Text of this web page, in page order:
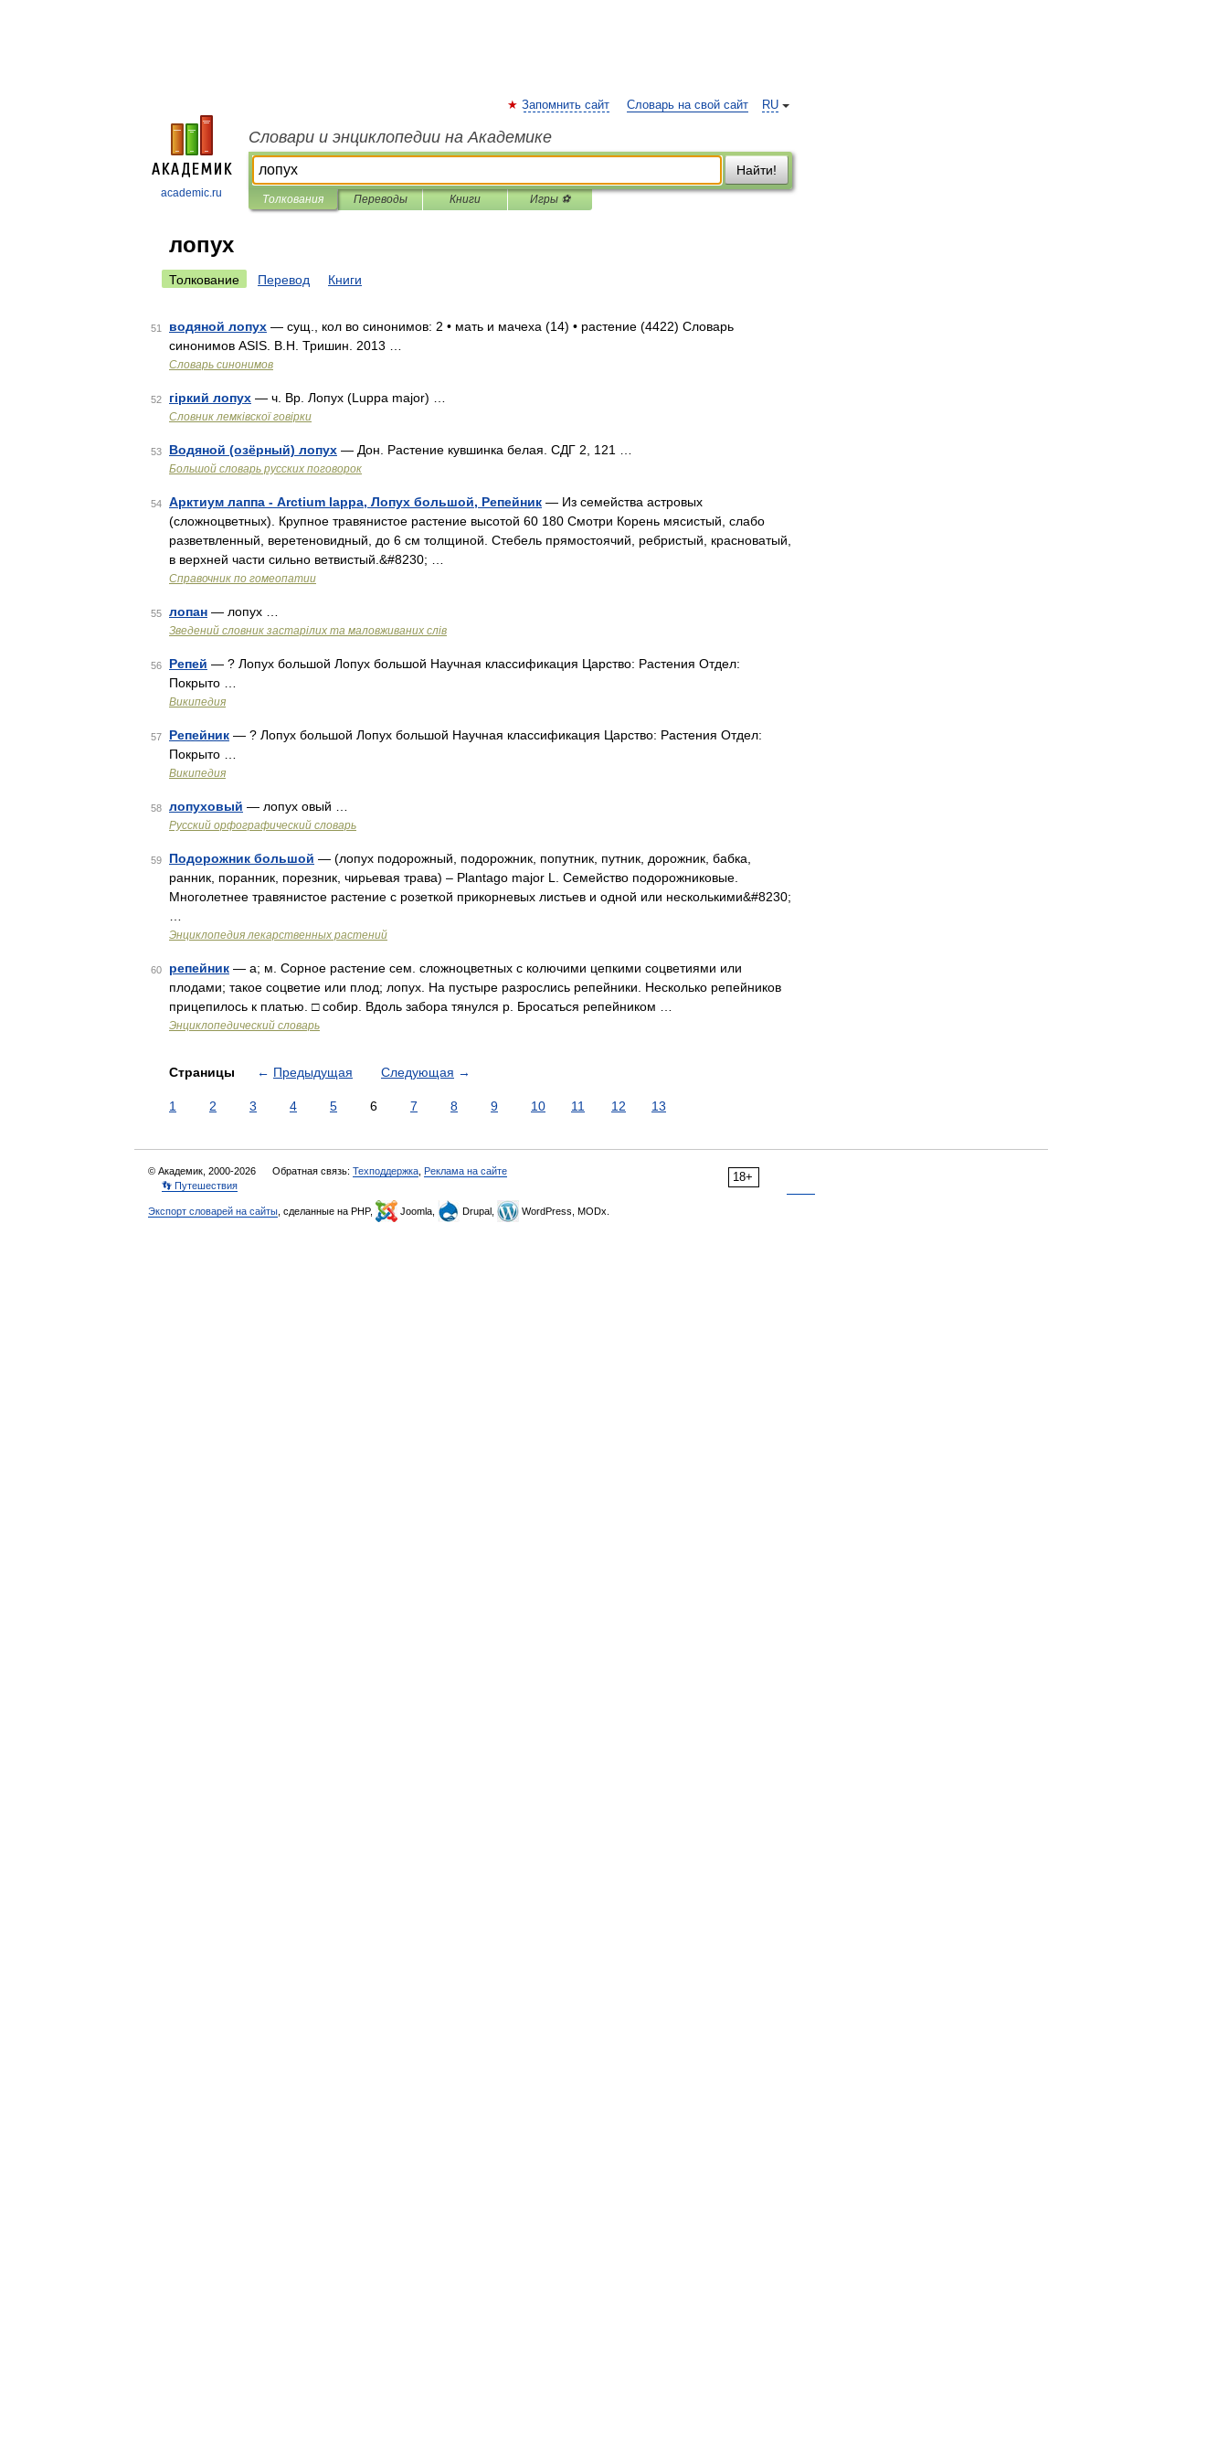
academic.ru
RU
Запомнить сайт Словарь на свой сайт
Словари и энциклопедии на Академике
Найти!
Толкования Переводы Книги Игры ⚽
лопух
Толкование Перевод Книги
51 водяной лопух — сущ., кол во синонимов: 2 • мать и мачеха (14) • растение (4422) Словарь
синонимов ASIS. В.Н. Тришин. 2013 …
Словарь синонимов
52 гіркий лопух — ч. Вр. Лопух (Luppa major) …
Словник лемківскої говірки
53 Водяной (озёрный) лопух — Дон. Растение кувшинка белая. СДГ 2, 121 …
Большой словарь русских поговорок
54 Арктиум лаппа - Arctium lappa, Лопух большой, Репейник — Из семейства астровых
(сложноцветных). Крупное травянистое растение высотой 60 180 Смотри Корень мясистый, слабо
разветвленный, веретеновидный, до 6 см толщиной. Стебель прямостоячий, ребристый, красноватый,
в верхней части сильно ветвистый.&#8230; …
Справочник по гомеопатии
55 лопан — лопух …
Зведений словник застарілих та маловживаних слів
56 Репей — ? Лопух большой Лопух большой Научная классификация Царство: Растения Отдел:
Покрыто …
Википедия
57 Репейник — ? Лопух большой Лопух большой Научная классификация Царство: Растения Отдел:
Покрыто …
Википедия
58 лопуховый — лопух овый …
Русский орфографический словарь
59 Подорожник большой — (лопух подорожный, подорожник, попутник, путник, дорожник, бабка,
ранник, поранник, порезник, чирьевая трава) – Plantago major L. Семейство подорожниковые.
Многолетнее травянистое растение с розеткой прикорневых листьев и одной или несколькими&#8230;
Энциклопедия лекарственных растений
60 репейник — а; м. Сорное растение сем. сложноцветных с колючими цепкими соцветиями или
плодами; такое соцветие или плод; лопух. На пустыре разрослись репейники. Несколько репейников
прицепилось к платью. □ собир. Вдоль забора тянулся р. Бросаться репейником …
Энциклопедический словарь
Страницы ← Предыдущая Следующая →
1 2 3 4 5 6 7 8 9 10 11 12 13
18+
© Академик, 2000-2026 Обратная связь: Техподдержка Реклама на сайте
👣 Путешествия
Экспорт словарей на сайты , сделанные на PHP, Joomla, Drupal, WordPress, MODx.